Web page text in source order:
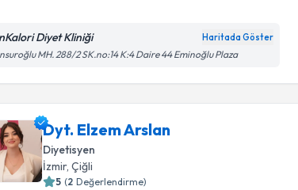
Diyet Kliniği Haritada Göster
MH. 288/2 SK.no:14 K:4 Daire 44 Eminoğlu Plaza
Dyt. Elzem Arslan
Diyetisyen
İzmir, Çiğli
5 (2 Değerlendirme)